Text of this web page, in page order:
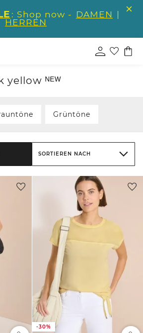
: Shop now - DAMEN |
HERREN
yellow ᴺᴱᵂ
Grüntöne
SORTIEREN NACH
-30%